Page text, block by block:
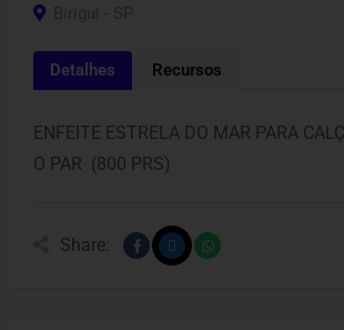
Detalhes Recursos
ENFEITE ESTRELA DO MAR PARA
O PAR (800 PRS)
Share: